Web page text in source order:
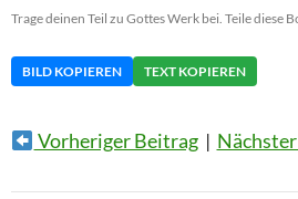
Trage deinen Teil zu Gottes Werk bei. Teile diese
BILD KOPIEREN TEXT KOPIEREN
Vorheriger Beitrag|